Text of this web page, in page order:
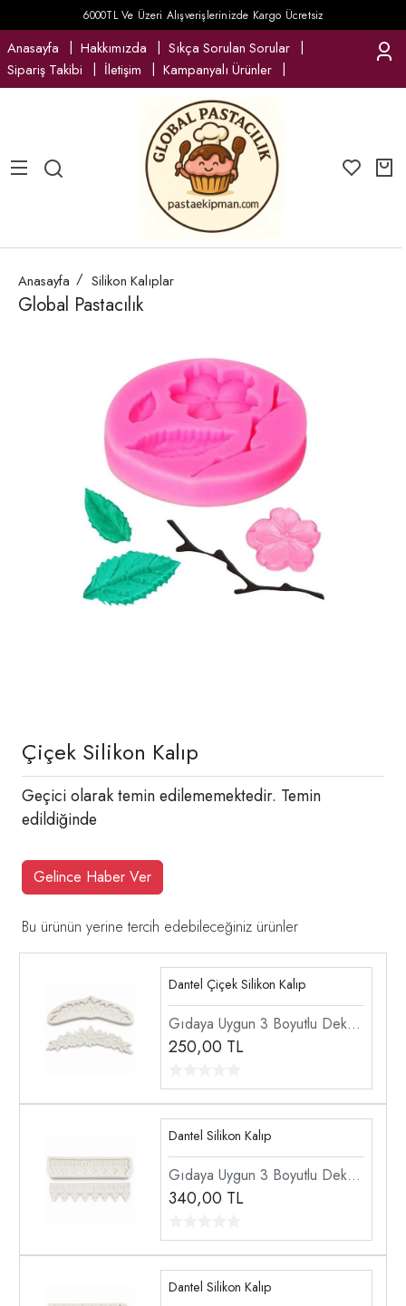
6000TL Ve Üzeri Alışverişlerinizde Kargo Ücretsiz
Anasayfa Hakkımızda
Sıkça Sorulan Sorular
Sipariş Takibi
İletişim Kampanyalı Ürünler
Anasayfa Silikon Kalıplar
Global Pastacılık
Çiçek Silikon Kalıp
Geçici olarak temin edilememektedir. Temin
edildiğinde
Gelince Haber Ver
Bu ürünün yerine tercih edebileceğiniz ürünler
Dantel Çiçek Silikon Kalıp
Gıdaya Uygun 3 Boyutlu Dekor
Doku Dantel Şekillendirici
250,00 TL
Dantel Silikon Kalıp
Gıdaya Uygun 3 Boyutlu Dekor
Doku Dantel Şekillendirici
340,00 TL
Dantel Silikon Kalıp